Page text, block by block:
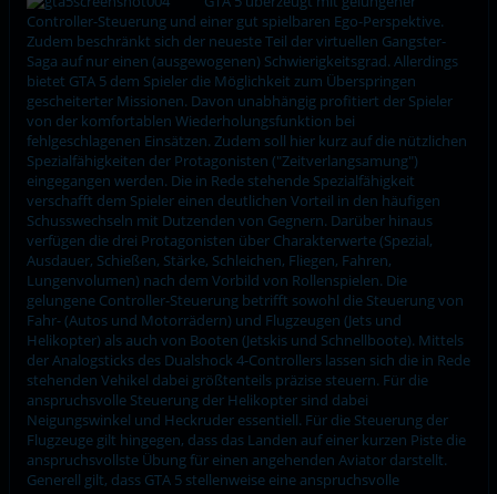
Controller-Steuerung und einer gut spielbaren Ego-Perspektive.
Zudem beschränkt sich der neueste Teil der virtuellen Gangster-
Saga auf nur einen (ausgewogenen) Schwierigkeitsgrad. Allerdings
bietet GTA 5 dem Spieler die Möglichkeit zum Überspringen
gescheiterter Missionen. Davon unabhängig profitiert der Spieler
von der komfortablen Wiederholungsfunktion bei
fehlgeschlagenen Einsätzen. Zudem soll hier kurz auf die nützlichen
Spezialfähigkeiten der Protagonisten ("Zeitverlangsamung")
eingegangen werden. Die in Rede stehende Spezialfähigkeit
verschafft dem Spieler einen deutlichen Vorteil in den häufigen
Schusswechseln mit Dutzenden von Gegnern. Darüber hinaus
verfügen die drei Protagonisten über Charakterwerte (Spezial,
Ausdauer, Schießen, Stärke, Schleichen, Fliegen, Fahren,
Lungenvolumen) nach dem Vorbild von Rollenspielen. Die
gelungene Controller-Steuerung betrifft sowohl die Steuerung von
Fahr- (Autos und Motorrädern) und Flugzeugen (Jets und
Helikopter) als auch von Booten (Jetskis und Schnellboote). Mittels
der Analogsticks des Dualshock 4-Controllers lassen sich die in Rede
stehenden Vehikel dabei größtenteils präzise steuern. Für die
anspruchsvolle Steuerung der Helikopter sind dabei
Neigungswinkel und Heckruder essentiell. Für die Steuerung der
Flugzeuge gilt hingegen, dass das Landen auf einer kurzen Piste die
anspruchsvollste Übung für einen angehenden Aviator darstellt.
Generell gilt, dass GTA 5 stellenweise eine anspruchsvolle